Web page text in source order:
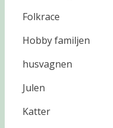
Folkrace
Hobby familjen
husvagnen
Julen
Katter